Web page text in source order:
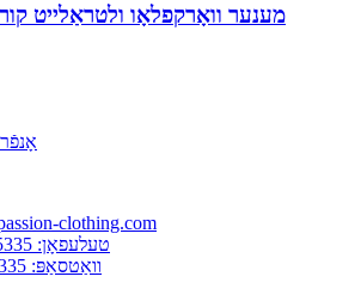
מענער וואָרקפלאָו ולטראַלייט
clothing.com
טעלעפאָן: 0086-15060605335
וואַטסאַפּ: 008615060605335